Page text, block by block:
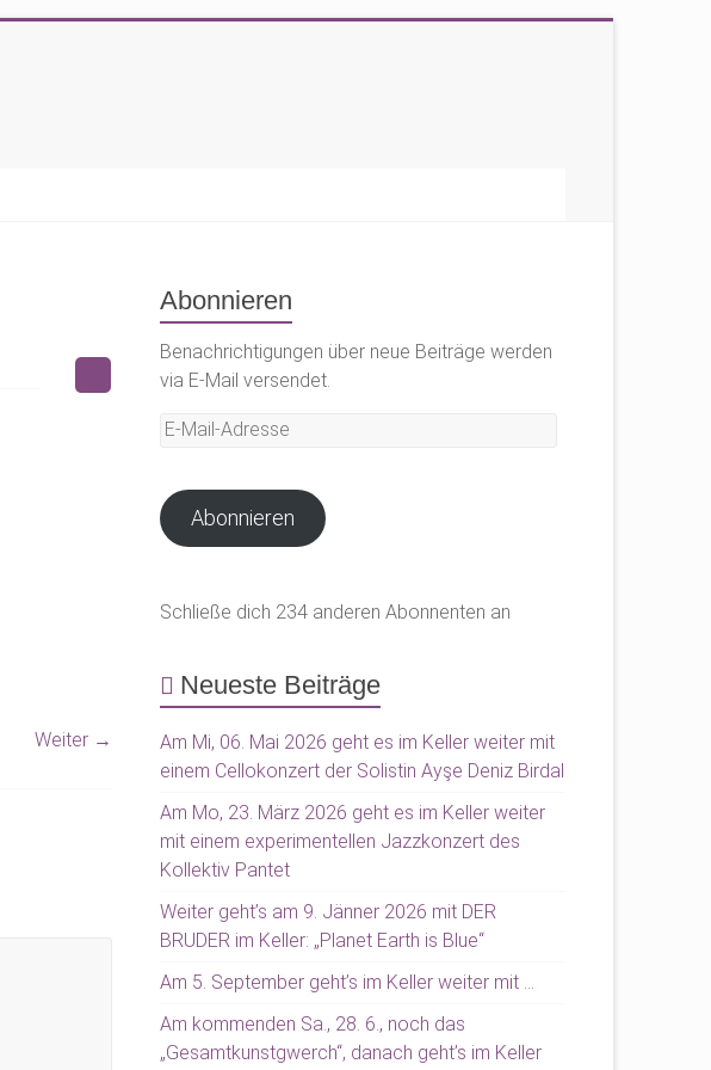
Weiter →
Abonnieren
Benachrichtigungen über neue Beiträge werden
via E-Mail versendet.
E-
Abonnieren
Schließe dich 234 anderen Abonnenten an
Neueste Beiträge
Am Mi, 06. Mai 2026 geht es im Keller weiter mit
einem Cellokonzert der Solistin Ayşe Deniz Birdal
Am Mo, 23. März 2026 geht es im Keller weiter
mit einem experimentellen Jazzkonzert des
Kollektiv Pantet
Weiter geht’s am 9. Jänner 2026 mit DER
BRUDER im Keller: „Planet Earth is Blue“
Am 5. September geht’s im Keller weiter mit …
Am kommenden Sa., 28. 6., noch das
„Gesamtkunstgwerch“, danach geht’s im Keller